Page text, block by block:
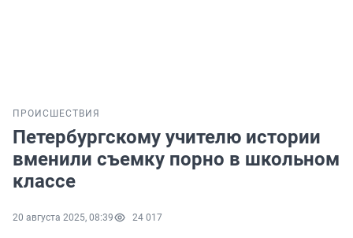
ПРОИСШЕСТВИЯ
Петербургскому учителю истории
вменили съемку порно в школьном
классе
20 августа 2025, 08:39 24 017